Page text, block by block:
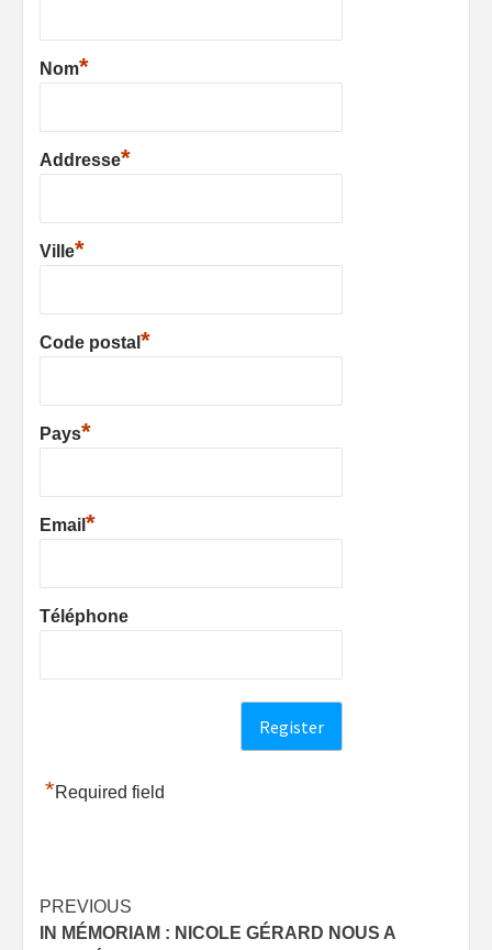
Nom*
Addresse*
Ville*
Code postal *
Pays*
Email *
Téléphone
*Required field
Post
PREVIOUS
IN MÉMORIAM : NICOLE GÉRARD NOUS A